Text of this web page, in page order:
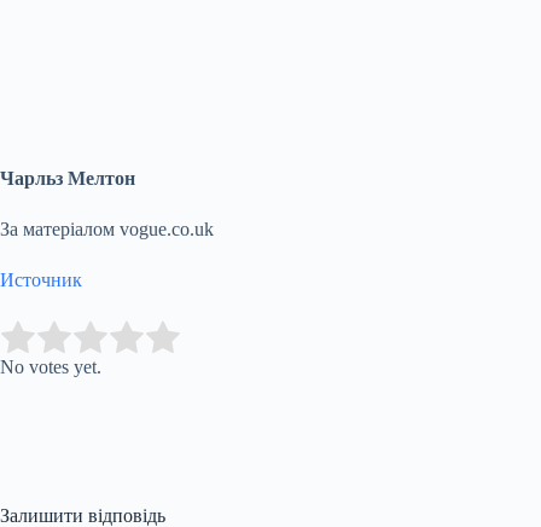
Чарльз Мелтон
За матеріалом vogue.co.uk
Источник
Rate this item:
No votes yet.
Залишити відповідь